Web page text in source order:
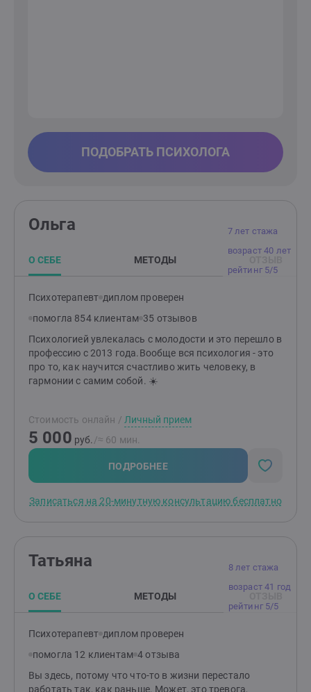
ПОДОБРАТЬ ПСИХОЛОГА
7 лет стажа
возраст 40 лет
рейтинг 5/5
Ольга
О СЕБЕ МЕТОДЫ
Психотерапевт диплом проверен
помогла 854 клиентам 35 отзывов
Психологией увлекалась с молодости и это перешло в
профессию с 2013 года.Вообще вся психология - это
про то, как научится счастливо жить человеку, в
гармонии с самим собой. ☀️
Стоимость онлайн / Личный прием
5 000 руб. /≈ 60 мин.
ПОДРОБНЕЕ
Записаться на 20-минутную консультацию бесплатно
8 лет стажа
возраст 41 год
рейтинг 5/5
Татьяна
О СЕБЕ МЕТОДЫ
Психотерапевт диплом проверен
помогла 12 клиентам 4 отзыва
Вы здесь, потому что что-то в жизни перестало
работать так, как раньше. Может, это тревога,